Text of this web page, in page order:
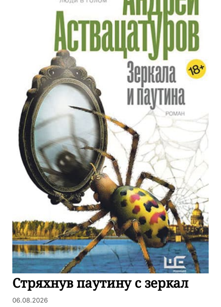
Стряхнув паутину с зеркал
06.08.2026